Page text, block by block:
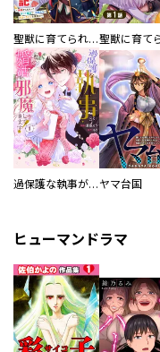
聖獣に育てられた少年の異世界ゆるり放浪記～神様からもらったチート魔法で、仲間たちとスローライフを満喫中～
過保護な執事が私の婚活を邪魔してきます！ ヤマ台国
ヒューマンドラマ